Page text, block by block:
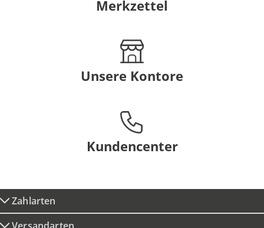
Merkzettel
Unsere Kontore
Kundencenter
Zahlarten